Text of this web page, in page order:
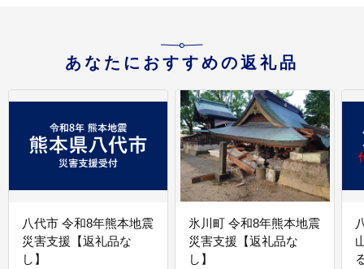
あなたにおすすめの返礼品
八代市 令和8年熊本地震
災害支援【返礼品な
し】
氷川町 令和8年熊本地震
災害支援【返礼品な
し】